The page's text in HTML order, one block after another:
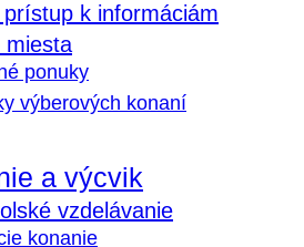
prístup k informáciám
miesta
ponuky
výberových konaní
a výcvik
vzdelávanie
konanie